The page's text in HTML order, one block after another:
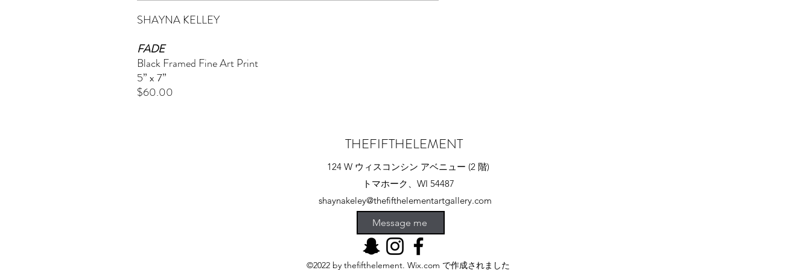
SHAYNA KELLEY
FADE
Black Framed Fine Art Print
5” x 7”
$60.00
THEFIFTHELEMENT
124 W ウィスコンシン アベニュー (2 階)
トマホーク、WI 54487
shaynakeley@thefifthelementartgallery.com
(715)-966-4080
Message me
©2022 by thefifthelement. Wix.com で作成されました